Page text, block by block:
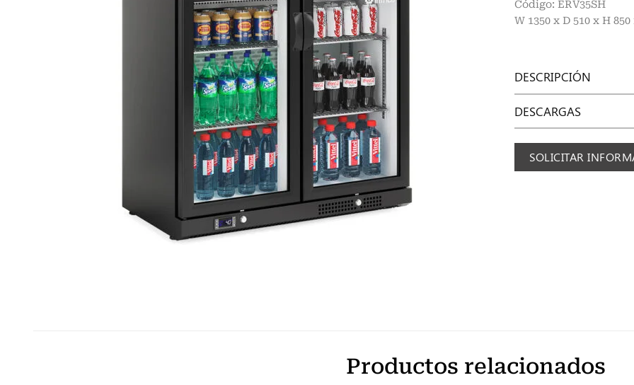
Código: ERV35SH
W 1350 x D 510 x H
DESCRIPCIÓN
DESCARGAS
SOLICITAR
Productos relacionados